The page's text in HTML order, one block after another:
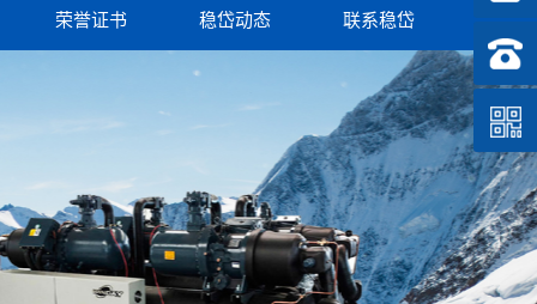
荣誉证书 稳岱动态 联系稳岱